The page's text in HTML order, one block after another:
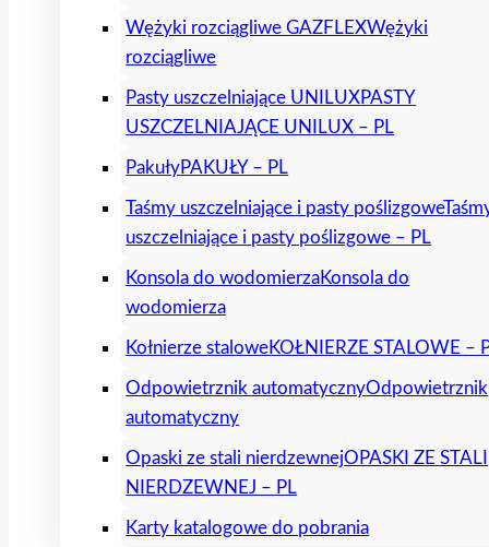
Wężyki rozciągliwe GAZFLEXWężyki
rozciągliwe
Pasty uszczelniające UNILUX PASTY
USZCZELNIAJĄCE UNILUX – PL
PakułyPAKUŁY – PL
Taśmy uszczelniające i pasty poślizgowe
uszczelniające i pasty poślizgowe – PL
Konsola do wodomierzaKonsola do
wodomierza
Kołnierze staloweKOŁNIERZE STALOWE –
Odpowietrznik automatycznyOdpowietrznik
automatyczny
Opaski ze stali nierdzewnejOPASKI ZE STALI
NIERDZEWNEJ – PL
Karty katalogowe do pobrania